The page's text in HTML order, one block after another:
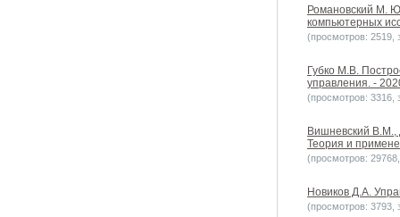
Романовский М.
компьютерных
(просмотров: 2519,
Губко М.В.
управления. -
(просмотров: 3316,
Вишневский В.М.,
Теория и
(просмотров:
Новиков Д.А.
(просмотров: 3793,